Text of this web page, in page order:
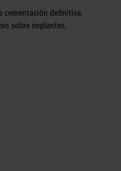
cementación definitiva.
sobre implantes.